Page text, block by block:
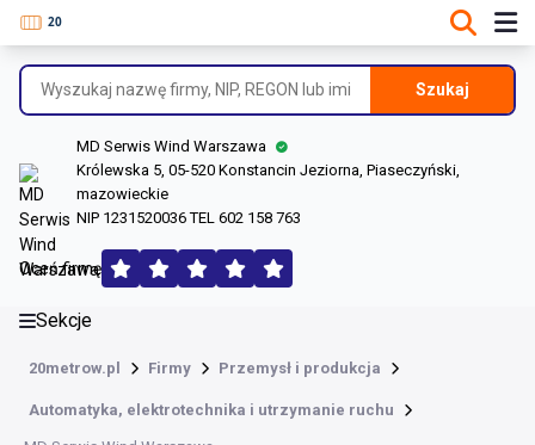
Szukaj
MD Serwis Wind Warszawa
Królewska 5, 05-520 Konstancin Jeziorna, Piaseczyński,
mazowieckie
NIP 1231520036 TEL 602 158 763
Oceń firmę
Sekcje
20metrow.pl Firmy Przemysł i produkcja
Automatyka, elektrotechnika i utrzymanie ruchu
Informacje o firmie
Dane rejestrowe
Lokalizacje
Opinie (136)